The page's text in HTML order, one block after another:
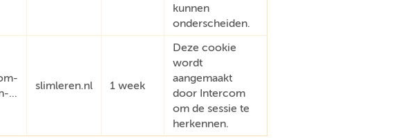
kunnen
onderscheiden.
...
slimleren.nl 1 week
Deze cookie
wordt
aangemaakt
door Intercom
om de sessie te
herkennen.